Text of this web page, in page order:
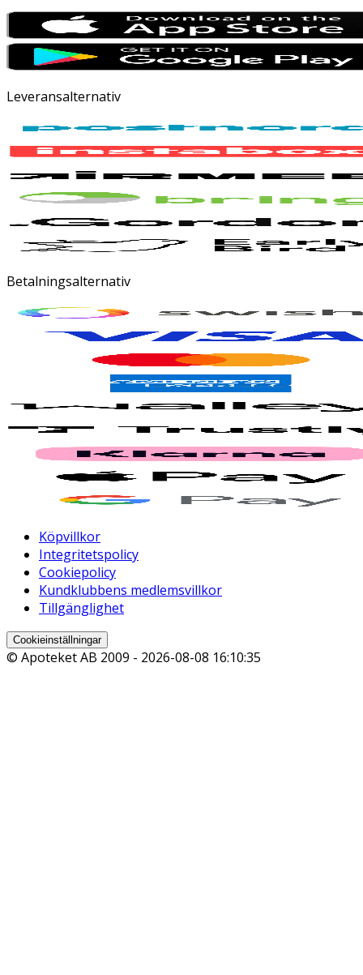
Leveransalternativ
Betalningsalternativ
Köpvillkor
Integritetspolicy
Cookiepolicy
Kundklubbens medlemsvillkor
Tillgänglighet
Cookieinställningar
© Apoteket AB 2009 - 2026-08-08 16:10:35